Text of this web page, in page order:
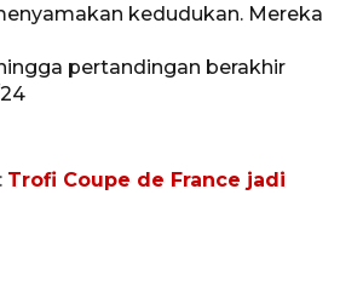
kedudukan. Mereka
pertandingan berakhir
Trofi Coupe de France jadi